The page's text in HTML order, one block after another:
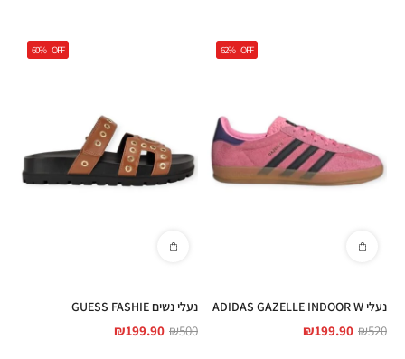
62% OFF
נעלי ADIDAS GAZELLE INDOOR W
₪520
₪199.90
60% OFF
נעלי נשים GUESS FASHIE
₪500
₪199.90